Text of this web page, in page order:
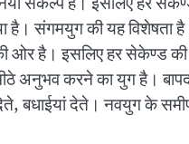
है। संगमयुग की यह
है। इसलिए हर सेकेण्ड
अनुभव करने का युग है।
बधाईयां देते। नवयुग के